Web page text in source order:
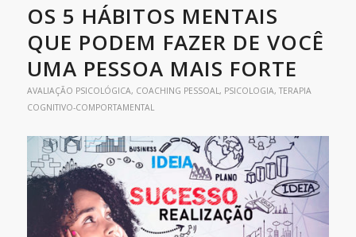
OS 5 HÁBITOS MENTAIS
QUE PODEM FAZER DE VOCÊ
UMA PESSOA MAIS FORTE
AVALIAÇÃO PSICOLÓGICA, COACHING PESSOAL , PSICOLOGIA, TERAPIA
COGNITIVO-COMPORTAMENTAL